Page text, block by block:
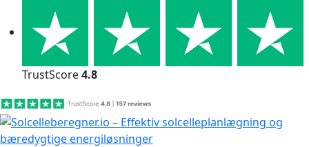
TrustScore4.8